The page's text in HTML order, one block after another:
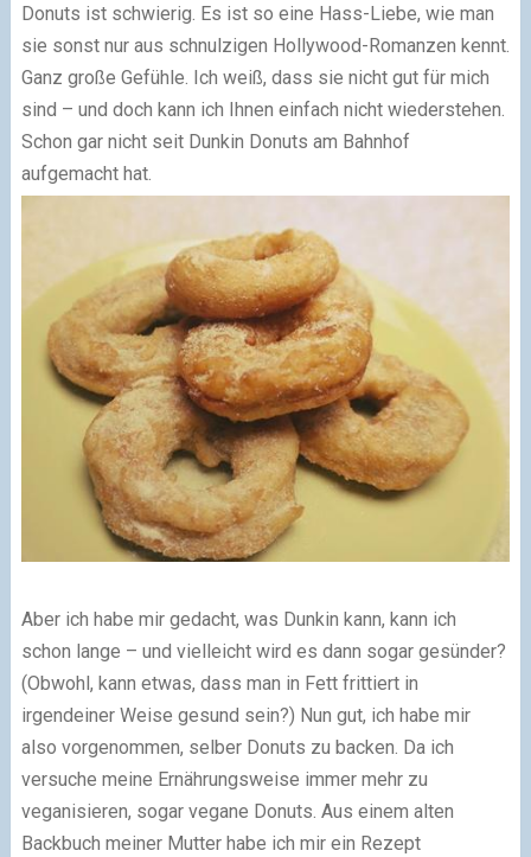
Donuts ist schwierig. Es ist so eine Hass-Liebe, wie man
sie sonst nur aus schnulzigen Hollywood-Romanzen kennt.
Ganz große Gefühle. Ich weiß, dass sie nicht gut für mich
sind – und doch kann ich Ihnen einfach nicht wiederstehen.
Schon gar nicht seit Dunkin Donuts am Bahnhof
aufgemacht hat.
Aber ich habe mir gedacht, was Dunkin kann, kann ich
schon lange – und vielleicht wird es dann sogar gesünder?
(Obwohl, kann etwas, dass man in Fett frittiert in
irgendeiner Weise gesund sein?) Nun gut, ich habe mir
also vorgenommen, selber Donuts zu backen. Da ich
versuche meine Ernährungsweise immer mehr zu
veganisieren, sogar vegane Donuts. Aus einem alten
Backbuch meiner Mutter habe ich mir ein Rezept